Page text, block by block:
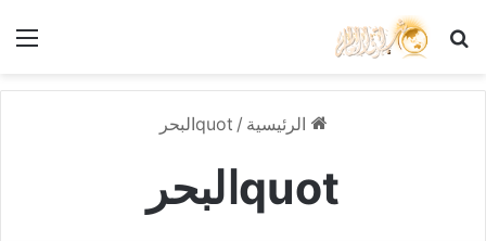
بحث عن
الرئيسية / quotالبحر
quotالبحر